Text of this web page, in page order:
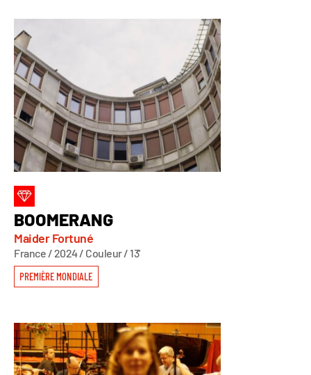
BOOMERANG
Maider Fortuné
France / 2024 / Couleur / 13'
PREMIÈRE MONDIALE